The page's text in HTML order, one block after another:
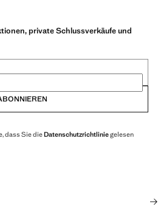
private Schlussverkäufe und
dass Sie dieDatenschutzrichtliniegelesen